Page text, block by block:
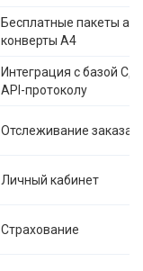
Бесплатные пакеты а-
конверты А4
Интеграция с базой
API-протоколу
Отслеживание заказа
Личный кабинет
Страхование